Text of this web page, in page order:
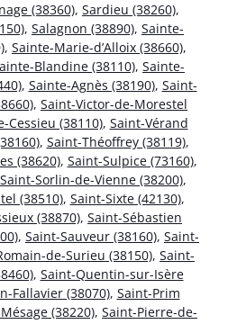
(38360), Sardieu (38260),
, Salagnon (38890), Sainte-
, Sainte-Marie-d’Alloix (38660),
Blandine (38110), Sainte-
, Sainte-Agnès (38190), Saint-
, Saint-Victor-de-Morestel
Cessieu (38110), Saint-Vérand
, Saint-Théoffrey (38119),
(38620), Saint-Sulpice (73160),
Saint-Sorlin-de-Vienne (38200),
(38510), Saint-Sixte (42130),
(38870), Saint-Sébastien
, Saint-Sauveur (38160), Saint-
de-Surieu (38150), Saint-
, Saint-Quentin-sur-Isère
Fallavier (38070), Saint-Prim
(38220), Saint-Pierre-de-